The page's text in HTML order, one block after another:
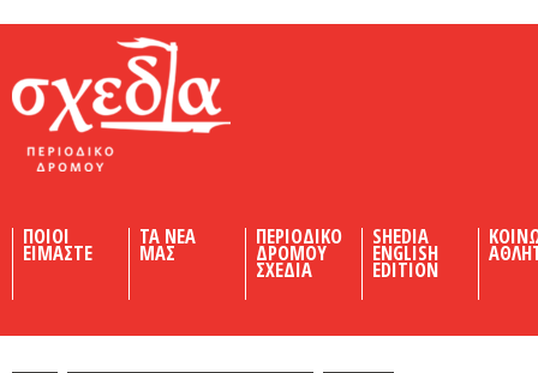
ΠΟΙΟΙ
ΕΙΜΑΣΤΕ
ΤΑ ΝΕΑ
ΜΑΣ
ΠΕΡΙΟΔΙΚΟ
ΔΡΟΜΟΥ
ΣΧΕΔΙΑ
SHEDIA
ENGLISH
EDITION